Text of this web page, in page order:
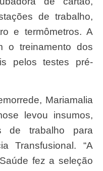
de trabalho,
e termômetros. A
o treinamento dos
pelos testes pré-
levou insumos,
de trabalho para
Transfusional. “A
fez a seleção